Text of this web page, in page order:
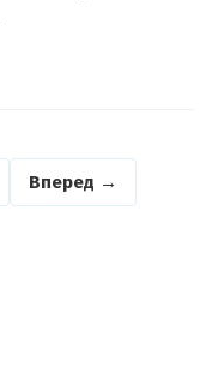
Вперед →